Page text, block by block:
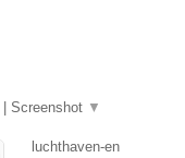
Screenshot ▼
luchthaven-en